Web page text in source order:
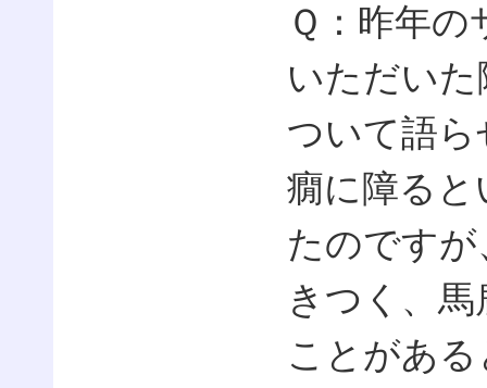
Ｑ：昨年
いただい
ついて語
癇に障る
たのです
きつく、
ことがあ